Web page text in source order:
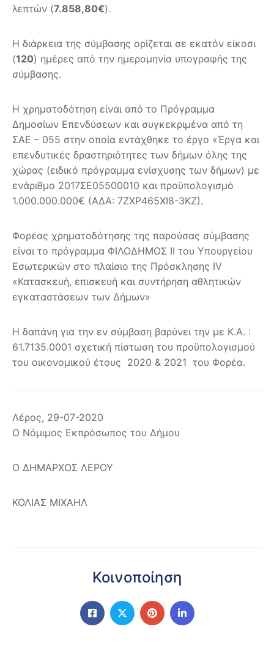
λεπτών (7.858,80€).
Η διάρκεια της σύμβασης ορίζεται σε εκατόν είκοσι
(120) ημέρες από την ημερομηνία υπογραφής της
σύμβασης.
Η χρηματοδότηση είναι από το Πρόγραμμα
Δημοσίων Επενδύσεων και συγκεκριμένα από τη
ΣΑΕ – 055 στην οποία εντάχθηκε το έργο «Έργα και
επενδυτικές δραστηριότητες των δήμων όλης της
χώρας (ειδικό πρόγραμμα ενίσχυσης των δήμων) με
ενάριθμο 2017ΣΕ05500010 και προϋπολογισμό
1.000.000.000€ (ΑΔΑ: 7ΖΧΡ465ΧΙ8-3ΚΖ).
Φορέας χρηματοδότησης της παρούσας σύμβασης
είναι το πρόγραμμα ΦΙΛΟΔΗΜΟΣ II του Υπουργείου
Εσωτερικών στο πλαίσιο της Πρόσκλησης ΙV
«Κατασκευή, επισκευή και συντήρηση αθλητικών
εγκαταστάσεων των Δήμων»
Η δαπάνη για την εν σύμβαση βαρύνει την με Κ.Α. :
61.7135.0001 σχετική πίστωση του προϋπολογισμού
του οικονομικού έτους 2020 & 2021 του Φορέα.
Λέρος, 29-07-2020
Ο Νόμιμος Εκπρόσωπος του Δήμου
Ο ΔΗΜΑΡΧΟΣ ΛΕΡΟΥ
ΚΟΛΙΑΣ ΜΙΧΑΗΛ
Κοινοποίηση